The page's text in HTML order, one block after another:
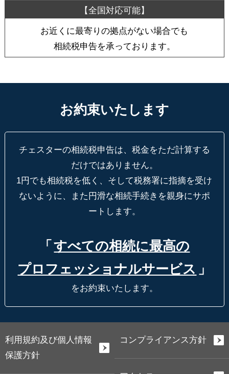
お近くに最寄りの拠点がない場合でも
相続税申告を承っております。
お約束いたします
チェスターの相続税申告は、税金をただ計算する
だけではありません。
1円でも相続税を低く、そして税務署に指摘を受け
ないように、
また円滑な相続手続きを親身にサポ
ートします。
「 すべての相続に最高の
プロフェッショナルサービス 」
をお約束いたします。
利用規約及び個人情報
保護方針
コンプライアンス方針